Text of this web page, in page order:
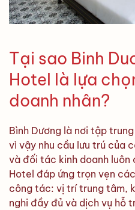
Tại sao Binh
Hotel là lựa
doanh nhân?
Bình Dương là nơi tập
vì vậy nhu cầu lưu trú của
và đối tác kinh doanh luôn
Hotel đáp ứng trọn vẹn
công tác: vị trí trung tâm,
nghi đầy đủ và dịch vụ hỗ